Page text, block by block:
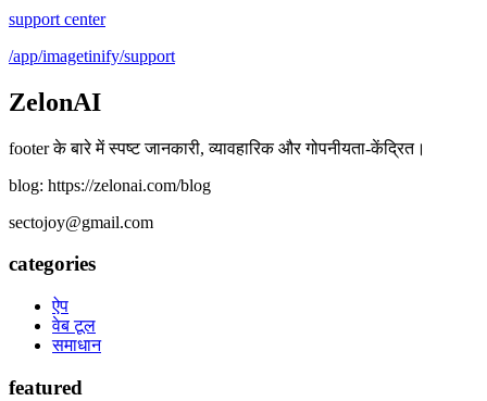
support center
/app/imagetinify/support
ZelonAI
footer के बारे में स्पष्ट जानकारी, व्यावहारिक और गोपनीयता-केंद्रित।
blog: https://zelonai.com/blog
sectojoy@gmail.com
categories
ऐप
वेब टूल
समाधान
featured